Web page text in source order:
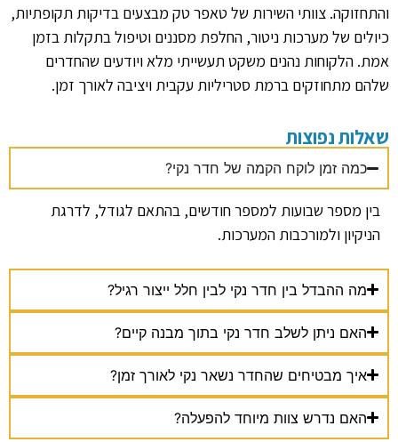
והתחזוקה. צוותי השירות של טאפר טק מבצעים בדיקות תקופתיות,
כיולים של מערכות ניטור, החלפת מסננים וטיפול בתקלות בזמן
אמת. הלקוחות נהנים משקט תעשייתי מלא ויודעים שהחדרים
שלהם מתחוזקים ברמת סטריליות עקבית ויציבה לאורך זמן.
שאלות נפוצות
כמה זמן לוקח הקמה של חדר נקי?
בין מספר שבועות למספר חודשים, בהתאם לגודל, לדרגת
הניקיון ולמורכבות המערכות.
מה ההבדל בין חדר נקי לבין חלל ייצור רגיל?
האם ניתן לשלב חדר נקי בתוך מבנה קיים?
איך מבטיחים שהחדר נשאר נקי לאורך זמן?
האם נדרש צוות מיוחד להפעלה?